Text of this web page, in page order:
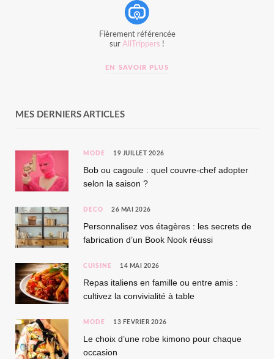
Fièrement référencée
sur AllTrippers !
EN SAVOIR PLUS
MES DERNIERS ARTICLES
MODE 19 JUILLET 2026
Bob ou cagoule : quel couvre-chef adopter
selon la saison ?
DÉCO 26 MAI 2026
Personnalisez vos étagères : les secrets de
fabrication d’un Book Nook réussi
CUISINE 14 MAI 2026
Repas italiens en famille ou entre amis :
cultivez la convivialité à table
MODE 13 FÉVRIER 2026
Le choix d’une robe kimono pour chaque
occasion